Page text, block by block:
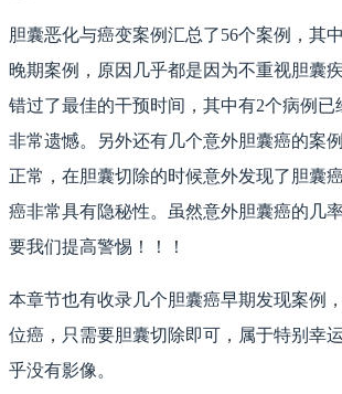
胆囊恶化与癌变案例汇总了56个案例，其
晚期案例，原因几乎都是因为不重视胆囊
错过了最佳的干预时间，其中有2个病例已
非常遗憾。另外还有几个意外胆囊癌的案
正常，在胆囊切除的时候意外发现了胆囊
癌非常具有隐秘性。虽然意外胆囊癌的几
要我们提高警惕！！！
本章节也有收录几个胆囊癌早期发现案例
位癌，只需要胆囊切除即可，属于特别幸
乎没有影像。